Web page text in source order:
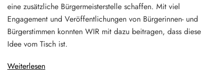
eine zusätzliche Bürgermeisterstelle schaffen. Mit viel
Engagement und Veröffentlichungen von Bürgerinnen- und
Bürgerstimmen konnten WIR mit dazu beitragen, dass diese
Idee vom Tisch ist.
Weiterlesen